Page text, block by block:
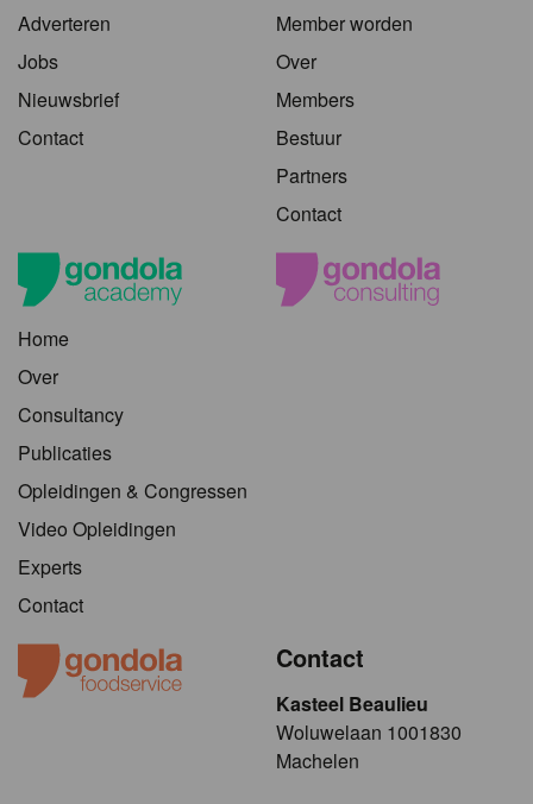
Adverteren
Jobs
Nieuwsbrief
Contact
Member worden
Over
Members
Bestuur
Partners
Contact
Home
Over
Consultancy
Publicaties
Opleidingen & Congressen
Video Opleidingen
Experts
Contact
Contact
Kasteel Beaulieu
​​​Woluwelaan 1001830
Machelen